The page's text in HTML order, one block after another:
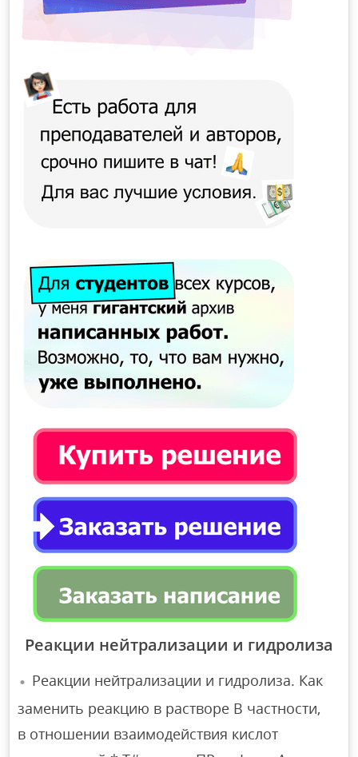
Реакции нейтрализации и гидролиза
Реакции нейтрализации и гидролиза. Как
заменить реакцию в растворе В частности,
в отношении взаимодействия кислот